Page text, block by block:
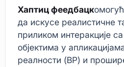
Хаптиц феедбацк
да искусе реалистичне
приликом интеракције
објектима у
реалности (ВР) и